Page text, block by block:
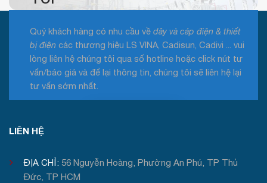
Quý khách hàng có nhu cầu về dây và cáp điện & thiết
bị điện các thương hiệu LS VINA, Cadisun, Cadivi ... vui
lòng liên hệ chúng tôi qua số hotline hoặc click nút tư
vấn/báo giá và để lại thông tin, chúng tôi sẽ liên hệ lại
tư vấn sớm nhất.
LIÊN HỆ
ĐỊA CHỈ: 56 Nguyễn Hoàng, Phường An Phú, TP Thủ
Đức, TP HCM